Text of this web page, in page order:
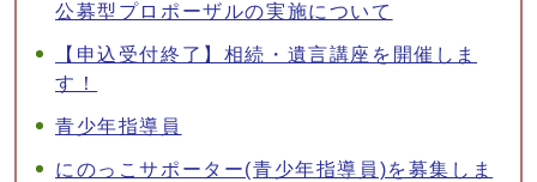
公募型プロポーザルの実施について
【申込受付終了】相続・遺言講座を開催しま
す！
青少年指導員
にのっこサポーター(青少年指導員)を募集しま